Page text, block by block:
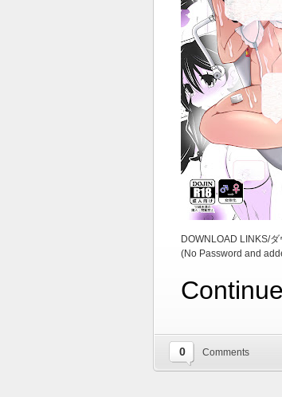
DOWNLOAD LINKS/
(No Password and
0 Comments